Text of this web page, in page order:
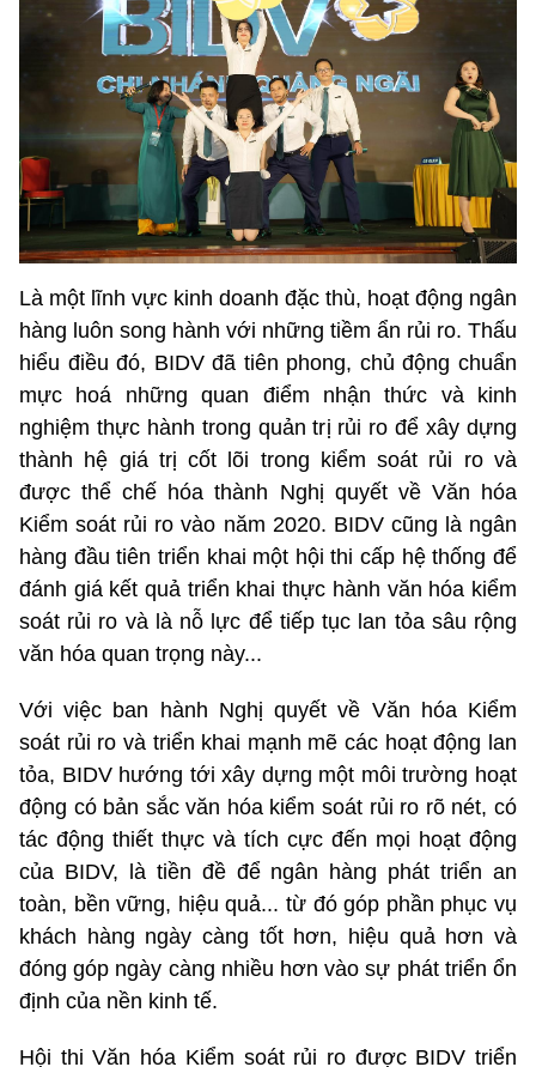
Là một lĩnh vực kinh doanh đặc thù, hoạt động ngân
hàng luôn song hành với những tiềm ẩn rủi ro. Thấu
hiểu điều đó, BIDV đã tiên phong, chủ động chuẩn
mực hoá những quan điểm nhận thức và kinh
nghiệm thực hành trong quản trị rủi ro để xây dựng
thành hệ giá trị cốt lõi trong kiểm soát rủi ro và
được thể chế hóa thành Nghị quyết về Văn hóa
Kiểm soát rủi ro vào năm 2020. BIDV cũng là ngân
hàng đầu tiên triển khai một hội thi cấp hệ thống để
đánh giá kết quả triển khai thực hành văn hóa kiểm
soát rủi ro và là nỗ lực để tiếp tục lan tỏa sâu rộng
văn hóa quan trọng này...
Với việc ban hành Nghị quyết về Văn hóa Kiểm
soát rủi ro và triển khai mạnh mẽ các hoạt động lan
tỏa, BIDV hướng tới xây dựng một môi trường hoạt
động có bản sắc văn hóa kiểm soát rủi ro rõ nét, có
tác động thiết thực và tích cực đến mọi hoạt động
của BIDV, là tiền đề để ngân hàng phát triển an
toàn, bền vững, hiệu quả... từ đó góp phần phục vụ
khách hàng ngày càng tốt hơn, hiệu quả hơn và
đóng góp ngày càng nhiều hơn vào sự phát triển ổn
định của nền kinh tế.
Hội thi Văn hóa Kiểm soát rủi ro được BIDV triển